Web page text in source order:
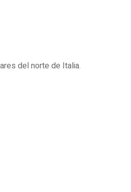
del norte de Italia.